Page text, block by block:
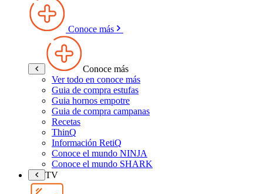
Conoce más
Conoce más
Ver todo en conoce más
Guia de compra estufas
Guia hornos empotre
Guia de compra campanas
Recetas
ThinQ
Información RetiQ
Conoce el mundo NINJA
Conoce el mundo SHARK
TV